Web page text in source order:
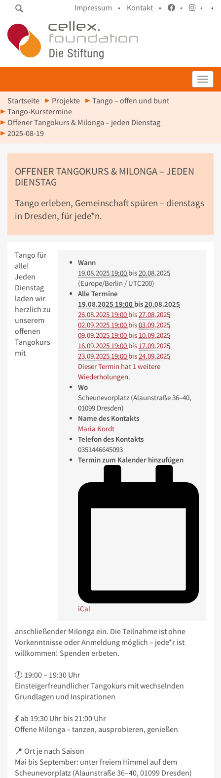
Impressum • Kontakt • • • •
Startseite Projekte
Tango – offen und bunt
Tango-Kurstermine
Offener Tangokurs & Milonga – jeden Dienstag
2025-08-19
OFFENER TANGOKURS & MILONGA – JEDEN
DIENSTAG
Tango erleben, Gemeinschaft spüren – dienstags
in Dresden, für jede*n.
Wann
19.08.2025 19:00 bis20.08.2025
(Europe/Berlin / UTC200)
Alle Termine
19.08.2025 19:00 bis20.08.2025
26.08.2025 19:00 bis27.08.2025
02.09.2025 19:00 bis03.09.2025
09.09.2025 19:00 bis 10.09.2025
16.09.2025 19:00 bis 17.09.2025
23.09.2025 19:00 bis24.09.2025
Dieser Termin hat 1 weitere
Wiederholungen.
Wo
Scheunevorplatz (Alaunstraße 36–40,
01099 Dresden)
Name des Kontakts
María Kordt
Telefon des Kontakts
0351446645093
Termin zum Kalender hinzufügen
iCal
Tango für
alle!
Jeden
Dienstag
laden wir
herzlich zu
unserem
offenen
Tangokurs
mit
anschließender Milonga ein. Die Teilnahme ist ohne
Vorkenntnisse oder Anmeldung möglich – jede*r ist
willkommen! Spenden erbeten.
🕖 19:00 – 19:30 Uhr
Einsteigerfreundlicher Tangokurs mit wechselnden
Grundlagen und Inspirationen
💃 ab 19:30 Uhr bis 21:00 Uhr
Offene Milonga – tanzen, ausprobieren, genießen
📍 Ort je nach Saison
Mai bis September: unter freiem Himmel auf dem
Scheunevorplatz (Alaunstraße 36–40, 01099 Dresden)